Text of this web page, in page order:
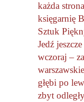
każda
księgarnię
Sztuk
Jedź
wczoraj –
głębi po
zbyt